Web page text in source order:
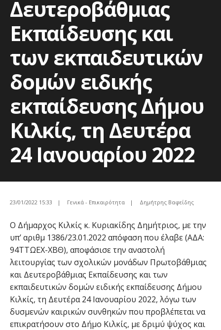
Δευτεροβάθμιας
Εκπαίδευσης και
των εκπαιδευτικών
δομών ειδικής
εκπαίδευσης Δήμου
Κιλκίς, τη Δευτέρα
24 Ιανουαρίου 2022
23/01/2022 15:33 | Γενικά - Επικαιρότητα | Δημήτρης Βαφείδης
Ο Δήμαρχος Κιλκίς κ. Κυριακίδης Δημήτριος, με την
υπ’ αριθμ 1386/23.01.2022 απόφαση που έλαβε (ΑΔΑ:
94ΤΤΩΕΧ-ΧΒΘ), αποφάσισε την αναστολή
λειτουργίας των σχολικών μονάδων Πρωτοβάθμιας
και Δευτεροβάθμιας Εκπαίδευσης και των
εκπαιδευτικών δομών ειδικής εκπαίδευσης Δήμου
Κιλκίς, τη Δευτέρα 24 Ιανουαρίου 2022, λόγω των
δυσμενών καιρικών συνθηκών που προβλέπεται να
επικρατήσουν στο Δήμο Κιλκίς, με δριμύ ψύχος και